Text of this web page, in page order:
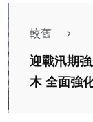
較舊
迎戰汛期
木 全面強